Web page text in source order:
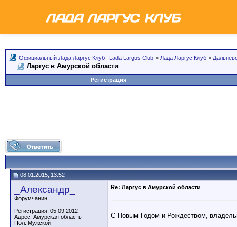
Официальный Лада Ларгус Клуб | Lada Largus Club > Лада Ларгус Клуб >
Ларгус в Амурской области
Регистрация
08.01.2015, 13:52
_Александр_
Форумчанин
Регистрация: 05.09.2012
Адрес: Амурская область
Пол: Мужской
Re: Ларгус в Амурской области
С Новым Годом и Рождеством,